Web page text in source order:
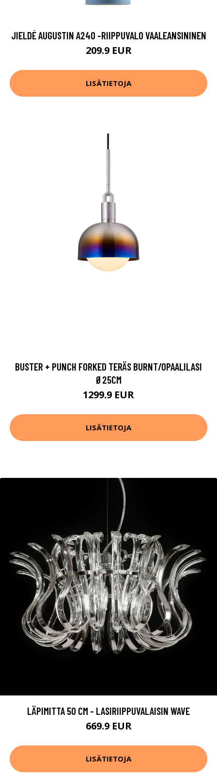
JIELDÉ AUGUSTIN A240 -RIIPPUVALO VAALEANSININEN
209.9 EUR
LISÄTIETOJA
BUSTER + PUNCH FORKED TERÄS BURNT/OPAALILASI
Ø25CM
1299.9 EUR
LISÄTIETOJA
LÄPIMITTA 50 CM - LASIRIIPPUVALAISIN WAVE
669.9 EUR
LISÄTIETOJA